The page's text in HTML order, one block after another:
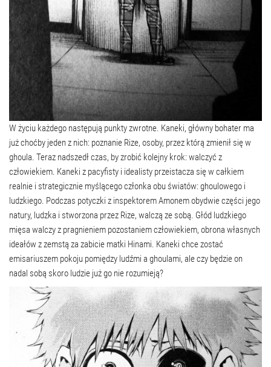
W życiu każdego następują punkty zwrotne. Kaneki, główny bohater ma
już choćby jeden z nich: poznanie Rize, osoby, przez którą zmienił się w
ghoula. Teraz nadszedł czas, by zrobić kolejny krok: walczyć z
człowiekiem. Kaneki z pacyfisty i idealisty przeistacza się w całkiem
realnie i strategicznie myślącego członka obu światów: ghoulowego i
ludzkiego. Podczas potyczki z inspektorem Amonem obydwie części jego
natury, ludzka i stworzona przez Rize, walczą ze sobą. Głód ludzkiego
mięsa walczy z pragnieniem pozostaniem człowiekiem, obrona własnych
ideałów z zemstą za zabicie matki Hinami. Kaneki chce zostać
emisariuszem pokoju pomiędzy ludźmi a ghoulami, ale czy będzie on
nadal sobą skoro ludzie już go nie rozumieją?